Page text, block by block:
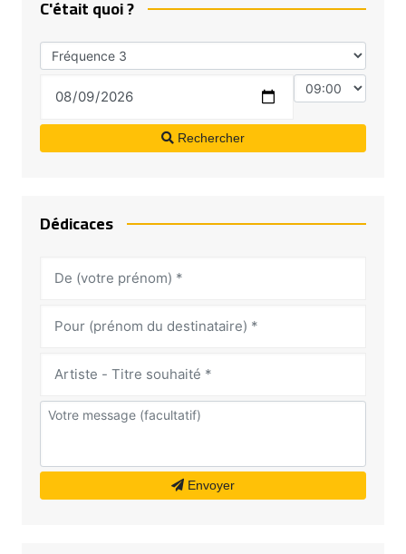
C'était quoi ?
Rechercher
Dédicaces
Envoyer